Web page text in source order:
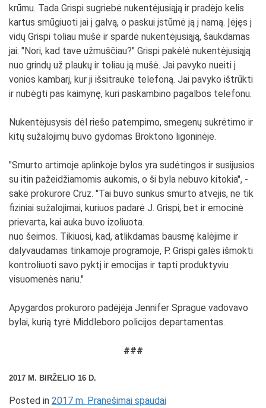
krūmu. Tada Grispi sugriebė nukentėjusiąją ir pradėjo kelis
kartus smūgiuoti jai į galvą, o paskui įstūmė ją į namą. Įėjęs į
vidų Grispi toliau mušė ir spardė nukentėjusiąją, šaukdamas
jai: "Nori, kad tave užmuščiau?" Grispi pakėlė nukentėjusiąją
nuo grindų už plaukų ir toliau ją mušė. Jai pavyko nueiti į
vonios kambarį, kur ji išsitraukė telefoną. Jai pavyko ištrūkti
ir nubėgti pas kaimynę, kuri paskambino pagalbos telefonu.
Nukentėjusysis dėl riešo patempimo, smegenų sukrėtimo ir
kitų sužalojimų buvo gydomas Broktono ligoninėje.
"Smurto artimoje aplinkoje bylos yra sudėtingos ir susijusios
su itin pažeidžiamomis aukomis, o ši byla nebuvo kitokia", -
sakė prokurorė Cruz. "Tai buvo sunkus smurto atvejis, ne tik
fiziniai sužalojimai, kuriuos padarė J. Grispi, bet ir emocinė
prievarta, kai auka buvo izoliuota.
nuo šeimos. Tikiuosi, kad, atlikdamas bausmę kalėjime ir
dalyvaudamas tinkamoje programoje, P. Grispi galės išmokti
kontroliuoti savo pyktį ir emocijas ir tapti produktyviu
visuomenės nariu."
Apygardos prokuroro padėjėja Jennifer Sprague vadovavo
bylai, kurią tyrė Middleboro policijos departamentas.
###
2017 M. BIRŽELIO 16 D.
Posted in 2017 m. Pranešimai spaudai